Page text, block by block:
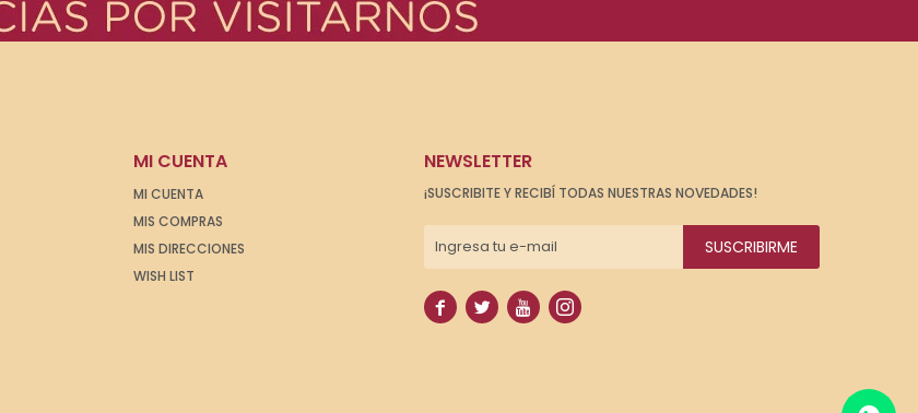
MI CUENTA
MI CUENTA
MIS COMPRAS
MIS DIRECCIONES
WISH LIST
NEWSLETTER
¡SUSCRIBITE Y RECIBÍ TODAS NUESTRAS NOVEDADES!
SUSCRIBIRME
   